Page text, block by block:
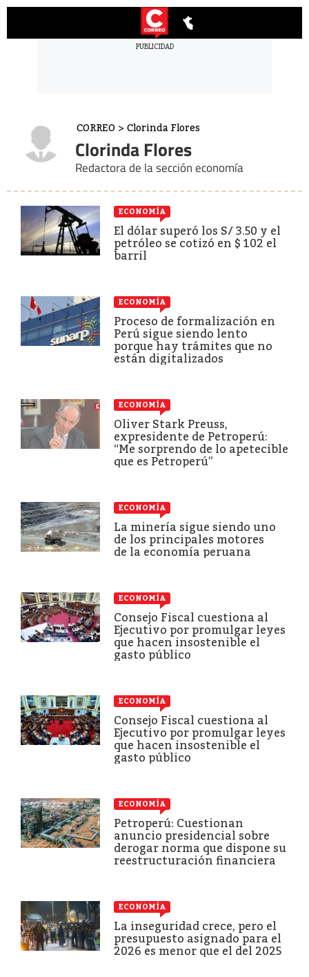
CORREO > Clorinda Flores
Clorinda Flores
Redactora de la sección economía
ECONOMÍA
El dólar superó los S/ 3.50 y el
petróleo se cotizó en $ 102 el
barril
ECONOMÍA
Proceso de formalización en
Perú sigue siendo lento
porque hay trámites que no
están digitalizados
ECONOMÍA
Oliver Stark Preuss,
expresidente de Petroperú:
“Me sorprendo de lo apetecible
que es Petroperú”
ECONOMÍA
La minería sigue siendo uno
de los principales motores
de la economía peruana
ECONOMÍA
Consejo Fiscal cuestiona al
Ejecutivo por promulgar leyes
que hacen insostenible el
gasto público
ECONOMÍA
Consejo Fiscal cuestiona al
Ejecutivo por promulgar leyes
que hacen insostenible el
gasto público
ECONOMÍA
Petroperú: Cuestionan
anuncio presidencial sobre
derogar norma que dispone su
reestructuración financiera
ECONOMÍA
La inseguridad crece, pero el
presupuesto asignado para el
2026 es menor que el del 2025